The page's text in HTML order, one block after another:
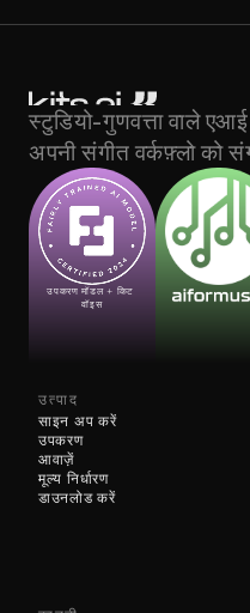
स्टुडियो-गुणवत्ता वाले
अपनी संगीत वर्कफ़्लो को
उपकरण मॉडल + किट
वॉइस
उत्पाद
साइन अप करें
उपकरण
आवाज़ें
मूल्य निर्धारण
डाउनलोड करें